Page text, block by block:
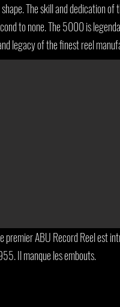
The skill and dedication
to none. The 5000 is
legacy of the finest reel
premier ABU Record Reel est
Il manque les embouts.